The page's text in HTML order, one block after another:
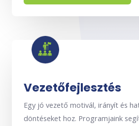
Vezetőfejlesztés
Egy jó vezető motivál, irányít és
döntéseket hoz. Programjaink